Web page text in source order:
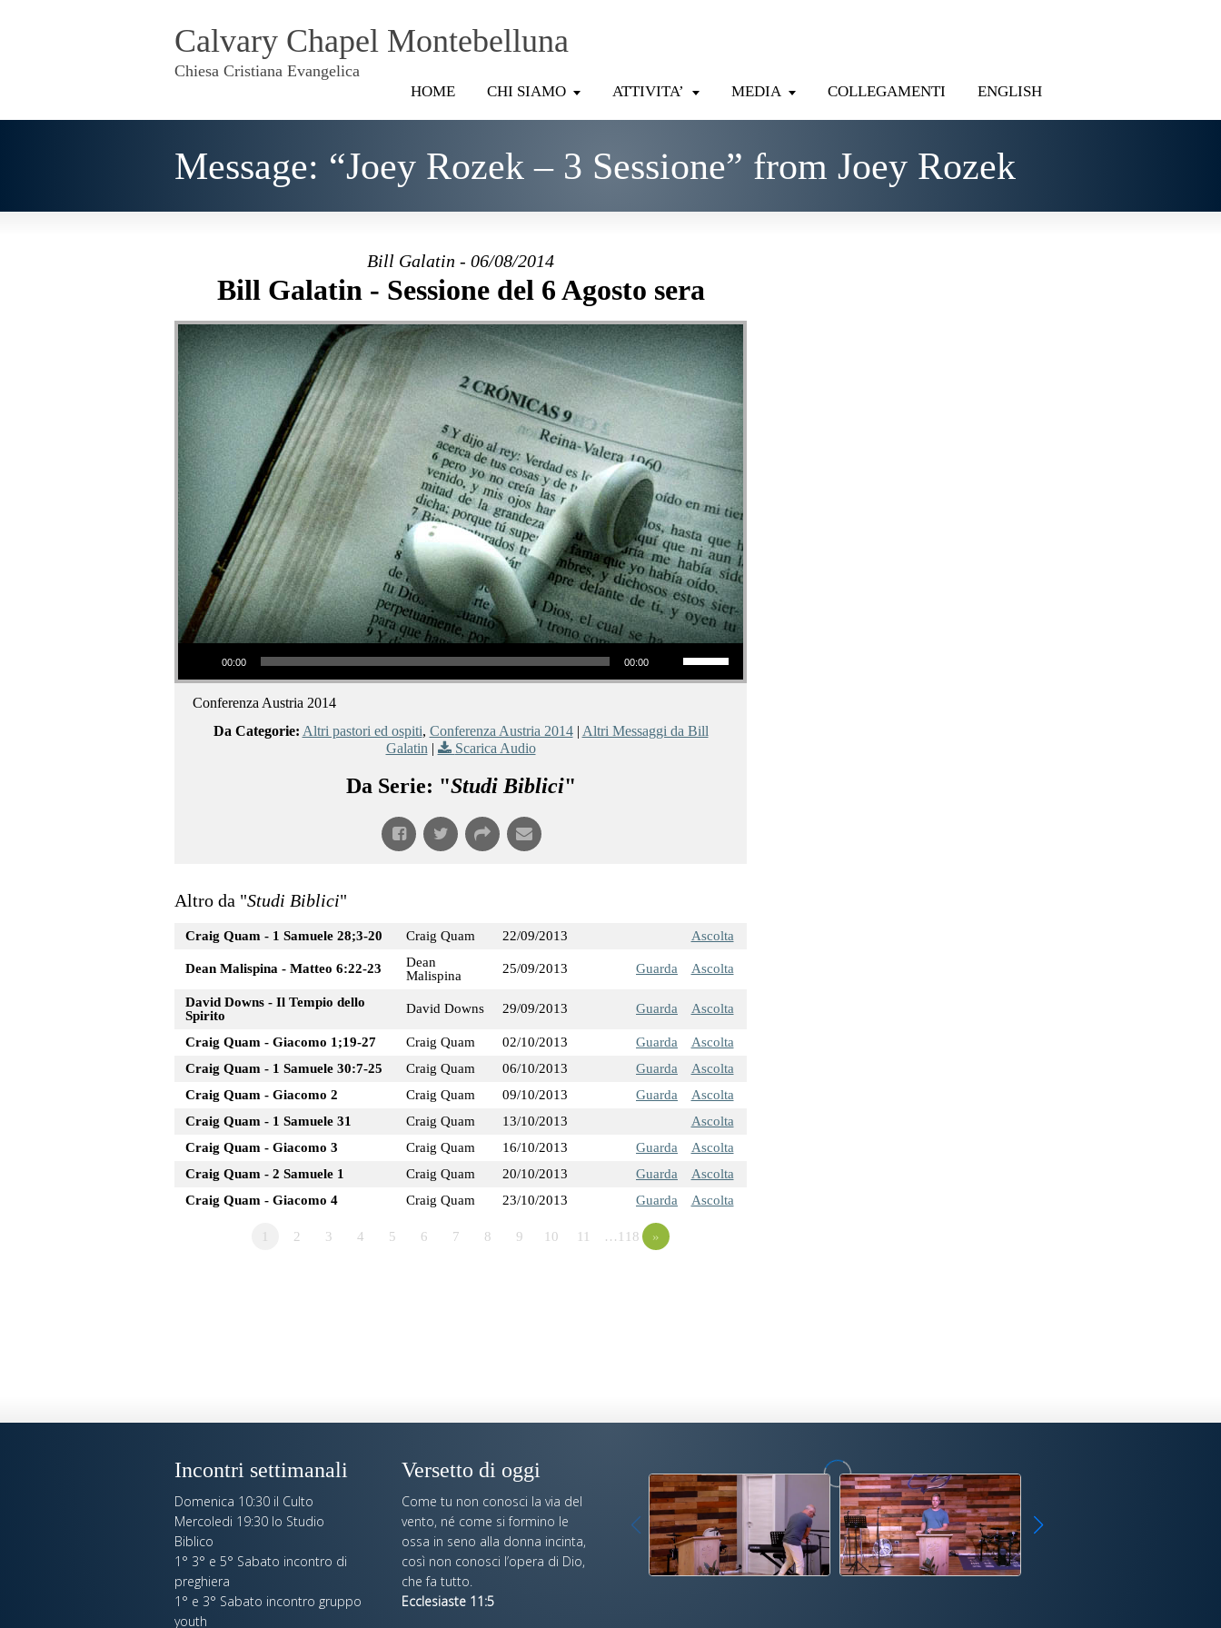
Calvary Chapel Montebelluna
Chiesa Cristiana Evangelica
HOME CHI SIAMO ATTIVITA’ MEDIA COLLEGAMENTI ENGLISH
Message: “Joey Rozek – 3 Sessione” from Joey Rozek
Bill Galatin - 06/08/2014
Bill Galatin - Sessione del 6 Agosto sera
Audio Player
00:00 00:00
Usa i tasti freccia su/giù per aumentare o diminuire il volume.
Conferenza Austria 2014
Da Categorie: Altri pastori ed ospiti, Conferenza Austria 2014| Altri Messaggi da Bill
Galatin | Scarica Audio
Da Serie: "Studi Biblici"
Altro da "Studi Biblici"
Craig Quam - 1 Samuele 28;3-20 Craig Quam 22/09/2013 Ascolta
Dean Malispina - Matteo 6:22-23
Dean
Malispina
25/09/2013 Guarda Ascolta
David Downs - Il Tempio dello
Spirito
David Downs 29/09/2013 Guarda Ascolta
Craig Quam - Giacomo 1;19-27 Craig Quam 02/10/2013 Guarda
Ascolta
Craig Quam - 1 Samuele 30:7-25
Craig Quam 06/10/2013 Guarda
Ascolta
Craig Quam - Giacomo 2
Craig Quam 09/10/2013 Guarda
Ascolta
Craig Quam - 1 Samuele 31
Craig Quam 13/10/2013
Ascolta
Craig Quam - Giacomo 3
Craig Quam 16/10/2013 Guarda
Ascolta
Craig Quam - 2 Samuele 1
Craig Quam 20/10/2013 Guarda
Ascolta
Craig Quam - Giacomo 4
Craig Quam 23/10/2013 Guarda Ascolta
2 3 4 5 6 7 8 9 10 11 …118 »
Incontri settimanali
Domenica 10:30 il Culto
Mercoledi 19:30 lo Studio
Biblico
1° 3° e 5° Sabato incontro di
preghiera
1° e 3° Sabato incontro gruppo
youth
Versetto di oggi
Come tu non conosci la via del
vento, né come si formino le
ossa in seno alla donna incinta,
così non conosci l’opera di Dio,
che fa tutto.
Ecclesiaste 11:5